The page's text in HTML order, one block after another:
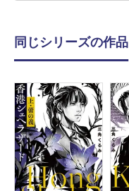
同じシリーズの作品